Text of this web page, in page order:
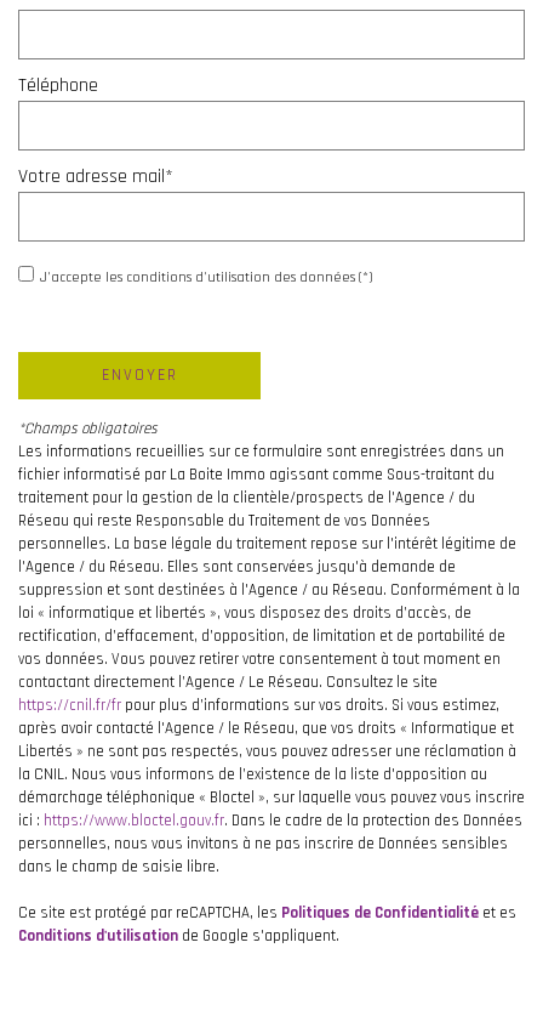
Téléphone
Votre adresse mail*
J'accepte les conditions d'utilisation des données (*)
ENVOYER
*Champs obligatoires
Les informations recueillies sur ce formulaire sont enregistrées dans un
fichier informatisé par La Boite Immo agissant comme Sous-traitant du
traitement pour la gestion de la clientèle/prospects de l'Agence / du
Réseau qui reste Responsable du Traitement de vos Données
personnelles. La base légale du traitement repose sur l'intérêt légitime de
l'Agence / du Réseau. Elles sont conservées jusqu'à demande de
suppression et sont destinées à l'Agence / au Réseau. Conformément à la
loi « informatique et libertés », vous disposez des droits d’accès, de
rectification, d’effacement, d’opposition, de limitation et de portabilité de
vos données. Vous pouvez retirer votre consentement à tout moment en
contactant directement l’Agence / Le Réseau. Consultez le site
https://cnil.fr/fr pour plus d’informations sur vos droits. Si vous estimez,
après avoir contacté l'Agence / le Réseau, que vos droits « Informatique et
Libertés » ne sont pas respectés, vous pouvez adresser une réclamation à
la CNIL. Nous vous informons de l’existence de la liste d'opposition au
démarchage téléphonique « Bloctel », sur laquelle vous pouvez vous inscrire
ici : https://www.bloctel.gouv.fr. Dans le cadre de la protection des Données
personnelles, nous vous invitons à ne pas inscrire de Données sensibles
dans le champ de saisie libre.
Ce site est protégé par reCAPTCHA, les Politiques de Confidentialité et es
Conditions d'utilisation de Google s'appliquent.